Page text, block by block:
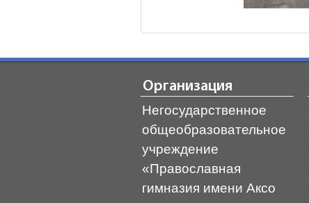
Организация
Негосударственное
общеобразовательное
учреждение
«Православная
гимназия имени Аксо